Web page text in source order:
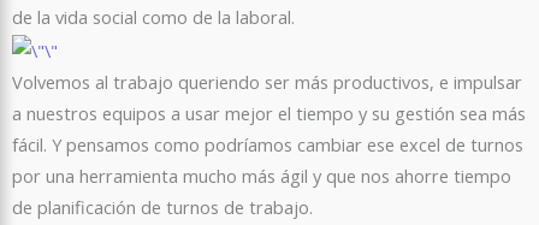
de la vida social como de la laboral.
Volvemos al trabajo queriendo ser más productivos, e impulsar
a nuestros equipos a usar mejor el tiempo y su gestión sea más
fácil. Y pensamos como podríamos cambiar ese excel de turnos
por una herramienta mucho más ágil y que nos ahorre tiempo
de planificación de turnos de trabajo.